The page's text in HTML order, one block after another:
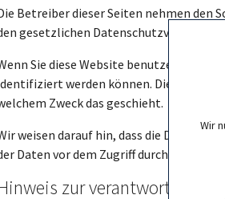
Betreiber dieser Seiten nehmen den
gesetzlichen
Sie diese Website benutzen,
werden können. Die
Zweck das geschieht.
weisen darauf hin, dass die
Daten vor dem Zugriff durch Dritte ist
zur verantwortlichen
Wir